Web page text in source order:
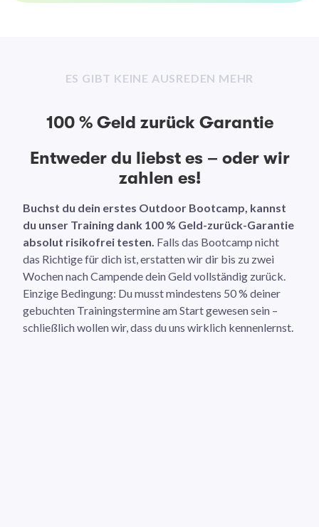
ES GIBT KEINE AUSREDEN MEHR
100 % Geld zurück Garantie
Entweder du liebst es – oder wir
zahlen es!
Buchst du dein erstes Outdoor Bootcamp, kannst
du unser Training dank 100 % Geld-zurück-Garantie
absolut risikofrei testen. Falls das Bootcamp nicht
das Richtige für dich ist, erstatten wir dir bis zu zwei
Wochen nach Campende dein Geld vollständig zurück.
Einzige Bedingung: Du musst mindestens 50 % deiner
gebuchten Trainingstermine am Start gewesen sein –
schließlich wollen wir, dass du uns wirklich kennenlernst.